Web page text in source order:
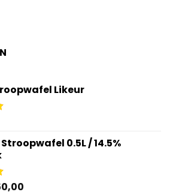
Likeur
0.5L / 14.5%
Huidige